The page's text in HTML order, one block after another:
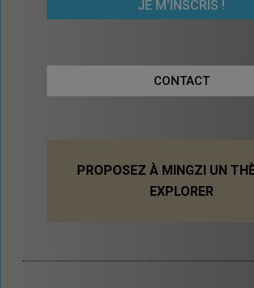
CONTACT
PROPOSEZ À MINGZI UN
EXPLORER